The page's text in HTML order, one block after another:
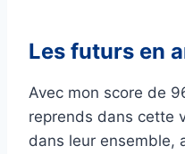
Les futurs en
Avec mon score de
reprends dans cette
dans leur ensemble,